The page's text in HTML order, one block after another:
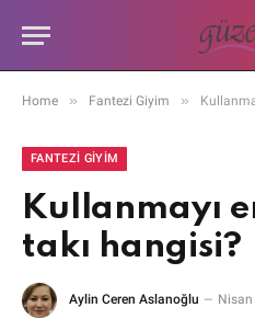
Home » Fantezi Giyim »
FANTEZI GIYIM
Kullanmayı
takı hangisi?
Aylin Ceren Aslanoğlu